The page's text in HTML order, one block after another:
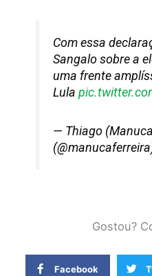
Com essa
Sangalo sobre a
uma frente
Lula
— Thiago
Gostou?
Facebook